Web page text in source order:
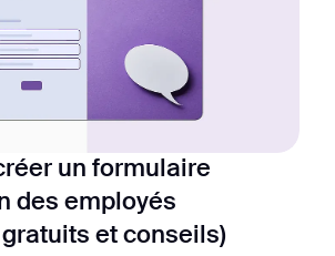
un formulaire
des employés
et conseils)